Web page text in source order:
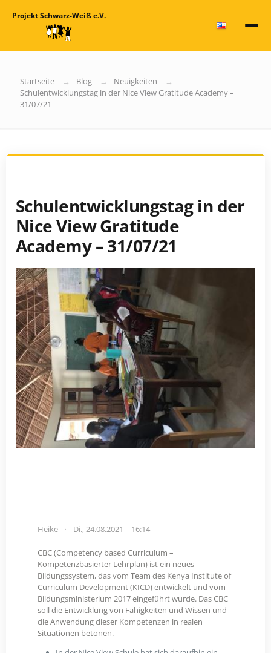
Projekt Schwarz-Weiß e.V.
Startseite Blog
Neuigkeiten
Schulentwicklungstag in der Nice View Gratitude Academy –
31/07/21
Schulentwicklungstag in der
Nice View Gratitude
Academy – 31/07/21
Heike Di., 24.08.2021 – 16:14
CBC (Competency based Curriculum –
Kompetenzbasierter Lehrplan) ist ein neues
Bildungssystem, das vom Team des Kenya Institute of
Curriculum Development (KICD) entwickelt und vom
Bildungsministerium 2017 eingeführt wurde. Das CBC
soll die Entwicklung von Fähigkeiten und Wissen und
die Anwendung dieser Kompetenzen in realen
Situationen betonen.